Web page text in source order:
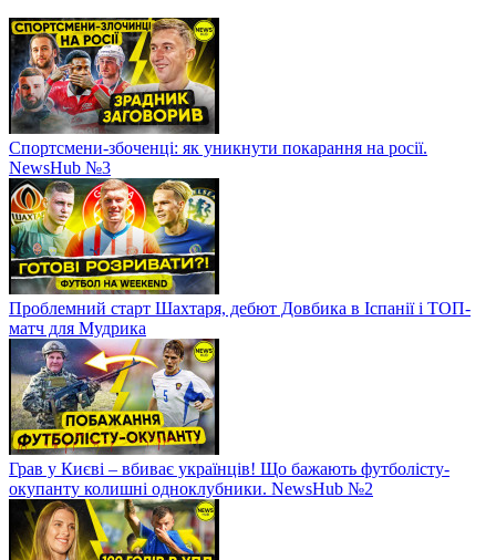
Спортсмени-збоченці: як уникнути покарання на росії.
NewsHub №3
Проблемний старт Шахтаря, дебют Довбика в Іспанії і ТОП-
матч для Мудрика
Грав у Києві – вбиває українців! Що бажають футболісту-
окупанту колишні одноклубники. NewsHub №2